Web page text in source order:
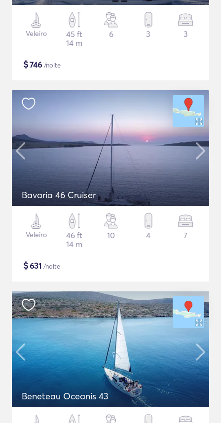
Veleiro
45 ft
14 m
6 3 3
$746 /noite
Bavaria 46 Cruiser
Veleiro
46 ft
14 m
10 4 7
$631 /noite
Beneteau Oceanis 43